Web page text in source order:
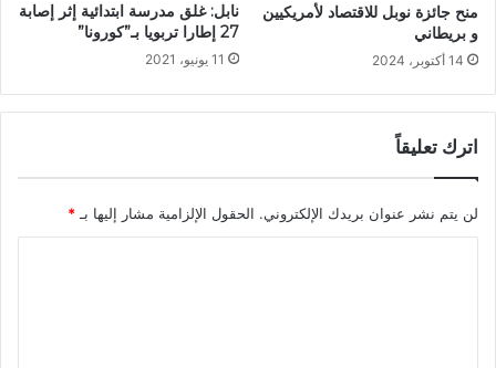
منح جائزة نوبل للاقتصاد لأمريكيين
و بريطاني
14 أكتوبر، 2024
نابل: غلق مدرسة ابتدائية إثر إصابة
27 إطارا تربويا بـ”كورونا”
11 يونيو، 2021
اترك تعليقاً
لن يتم نشر عنوان بريدك الإلكتروني. الحقول الإلزامية مشار إليها بـ *